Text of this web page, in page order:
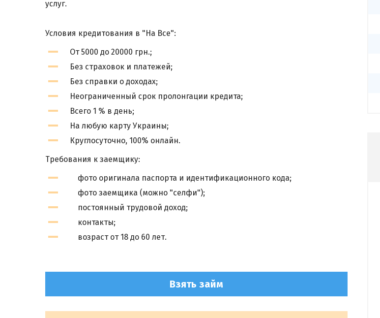
услуг.
Условия кредитования в "На Все":
От 5000 до 20000 грн.;
Без страховок и платежей;
Без справки о доходах;
Неограниченный срок пролонгации кредита;
Всего 1 % в день;
На любую карту Украины;
Круглосуточно, 100% онлайн.
Требования к заемщику:
фото оригинала паспорта и идентификационного кода;
фото заемщика (можно "селфи");
постоянный трудовой доход;
контакты;
возраст от 18 до 60 лет.
Взять займ